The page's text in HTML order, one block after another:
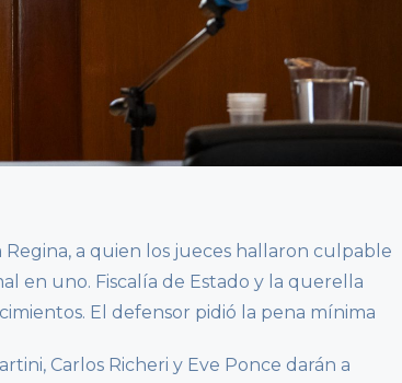
Regina, a quien los jueces hallaron culpable
en uno. Fiscalía de Estado y la querella
El defensor pidió la pena mínima
Carlos Richeri y Eve Ponce darán a